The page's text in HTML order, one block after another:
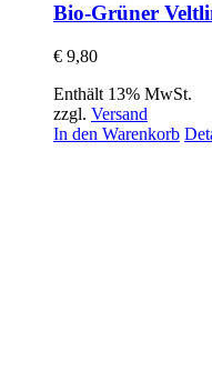
Bio-Grüner
€ 9,80
Enthält 13% MwSt.
zzgl. Versand
In den Warenkorb